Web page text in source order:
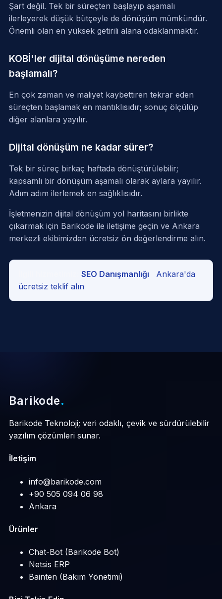
Şart değil. Tek bir süreçten başlayıp aşamalı
ilerleyerek düşük bütçeyle de dönüşüm mümkündür.
Önemli olan en yüksek getirili alana odaklanmaktır.
KOBİ'ler dijital dönüşüme nereden
başlamalı?
En çok zaman ve maliyet kaybettiren tekrar eden
süreçten başlamak en mantıklısıdır; sonuç ölçülüp
diğer alanlara yayılır.
Dijital dönüşüm ne kadar sürer?
Tek bir süreç birkaç haftada dönüştürülebilir;
kapsamlı bir dönüşüm aşamalı olarak aylara yayılır.
Adım adım ilerlemek en sağlıklısıdır.
İşletmenizin dijital dönüşüm yol haritasını birlikte
çıkarmak için Barikode ile iletişime geçin ve Ankara
merkezli ekibimizden ücretsiz ön değerlendirme alın.
SEO Danışmanlığı
Ankara'da
ücretsiz teklif alın
Barikode.
Barikode Teknoloji; veri odaklı, çevik ve sürdürülebilir
yazılım çözümleri sunar.
İletişim
info@barikode.com
+90 505 094 06 98
Ankara
Ürünler
Chat-Bot (Barikode Bot)
Netsis ERP
Bainten (Bakım Yönetimi)